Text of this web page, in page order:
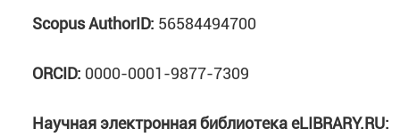
Scopus AuthorID: 56584494700
ORCID: 0000-0001-9877-7309
Научная электронная библиотекаeLIBRARY.RU: